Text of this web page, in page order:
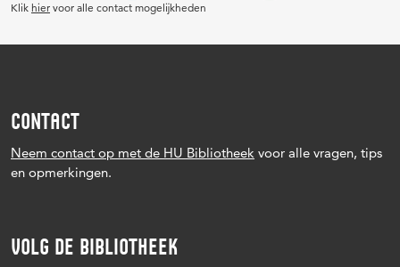
Klik hier voor alle contact mogelijkheden
CONTACT
Neem contact op met de HU Bibliotheek voor alle vragen, tips
en opmerkingen.
VOLG DE BIBLIOTHEEK